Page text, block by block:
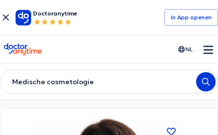
Doctoranytime
In App openen
doctoranytime NL
Medische cosmetologie